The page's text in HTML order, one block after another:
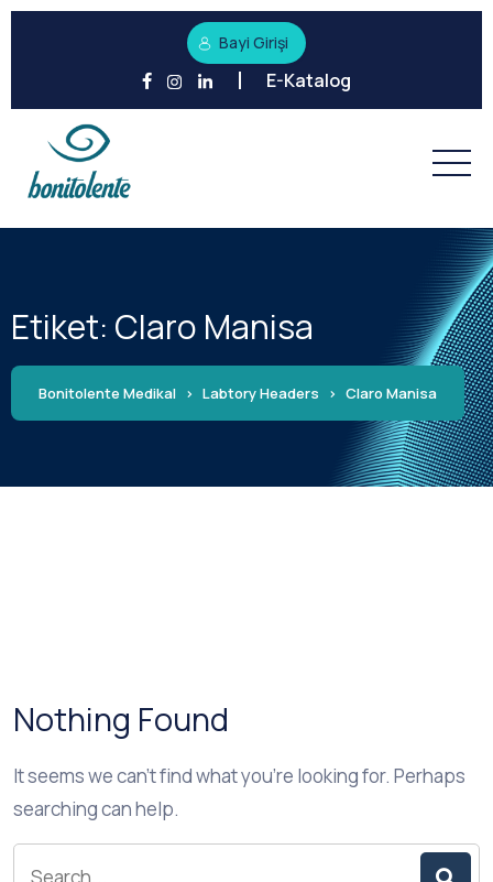
Bayi Girişi
E-Katalog
Etiket: Claro Manisa
Bonitolente Medikal > Labtory Headers > Claro Manisa
Nothing Found
It seems we can’t find what you’re looking for. Perhaps
searching can help.